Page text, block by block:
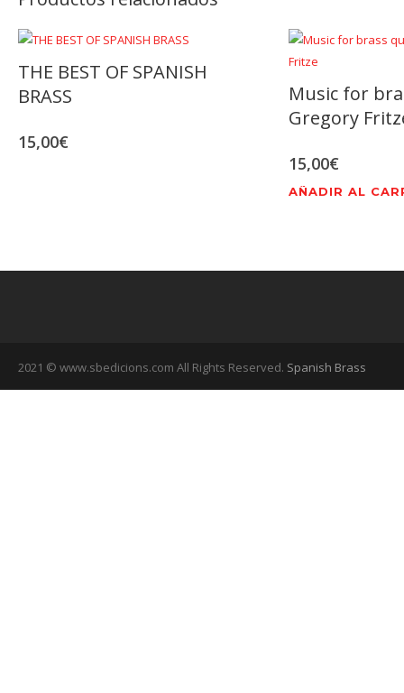
THE BEST OF SPANISH
BRASS
15,00€
Music for
Gregory
15,00€
AÑADIR AL
2021 © www.sbedicions.com All Rights Reserved. Spanish Brass